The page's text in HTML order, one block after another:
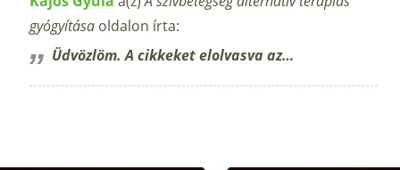
gyógyítása oldalon írta:
Üdvözlöm. A cikkeket elolvasva az…